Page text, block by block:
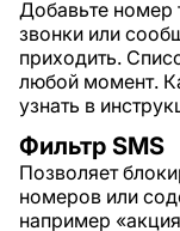
Добавьте номер
звонки или
приходить.
любой момент.
узнать в
Фильтр SMS
Позволяет
номеров или
например